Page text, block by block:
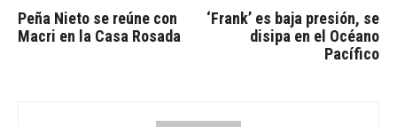
Peña Nieto se reúne con
Macri en la Casa Rosada
‘Frank’ es baja presión, se
disipa en el Océano
Pacífico